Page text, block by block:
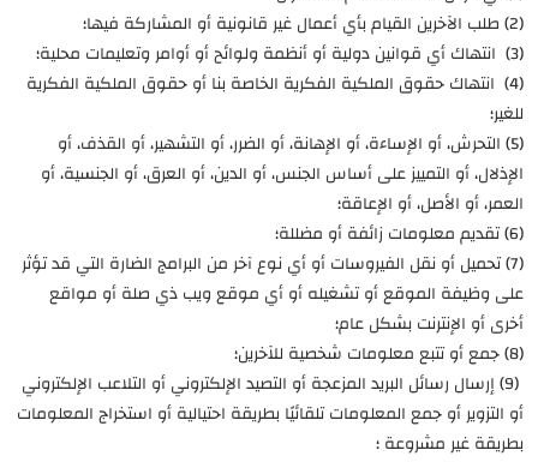
(2) طلب الآخرين القيام بأي أعمال غير قانونية أو المشاركة فيها؛
(3) انتهاك أي قوانين دولية أو أنظمة ولوائح أو أوامر وتعليمات محلية؛
(4) انتهاك حقوق الملكية الفكرية الخاصة بنا أو حقوق الملكية الفكرية
للغير؛
(5) التحرش، أو الإساءة، أو الإهانة، أو الضرر، أو التشهير، أو القذف، أو
الإذلال، أو التمييز على أساس الجنس، أو الدين، أو العرق، أو الجنسية، أو
العمر، أو الأصل، أو الإعاقة؛
(6) تقديم معلومات زائفة أو مضللة؛
(7) تحميل أو نقل الفيروسات أو أي نوع آخر من البرامج الضارة التي قد تؤثر
على وظيفة الموقع أو تشغيله أو أي موقع ويب ذي صلة أو مواقع
أخرى أو الإنترنت بشكل عام؛
(8) جمع أو تتبع معلومات شخصية للآخرين؛
(9) إرسال رسائل البريد المزعجة أو التصيد الإلكتروني أو التلاعب الإلكتروني
أو التزوير أو جمع المعلومات تلقائيًا بطريقة احتيالية أو استخراج المعلومات
بطريقة غير مشروعة ؛